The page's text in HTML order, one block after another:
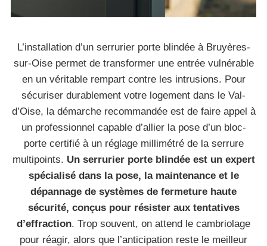
L’installation d’un serrurier porte blindée à Bruyères-
sur-Oise permet de transformer une entrée vulnérable
en un véritable rempart contre les intrusions. Pour
sécuriser durablement votre logement dans le Val-
d’Oise, la démarche recommandée est de faire appel à
un professionnel capable d’allier la pose d’un bloc-
porte certifié à un réglage millimétré de la serrure
multipoints. Un serrurier porte blindée est un expert
spécialisé dans la pose, la maintenance et le
dépannage de systèmes de fermeture haute
sécurité, conçus pour résister aux tentatives
d’effraction. Trop souvent, on attend le cambriolage
pour réagir, alors que l’anticipation reste le meilleur